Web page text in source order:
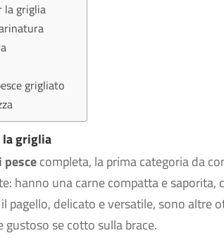
la griglia
grigliato
griglia
completa, la prima categoria da
hanno una carne compatta e
pagello, delicato e versatile, sono altre
se cotto sulla brace.